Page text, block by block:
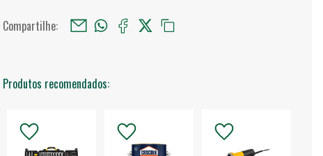
Compartilhe:
Produtos recomendados: